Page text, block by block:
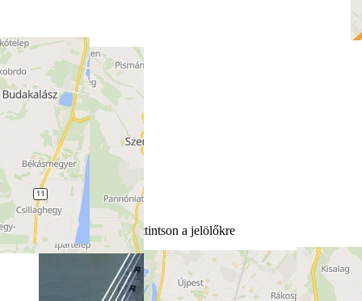
További információkért kattintson a jelölőkre